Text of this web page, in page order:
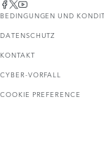
BEDINGUNGEN UND
DATENSCHUTZ
KONTAKT
CYBER-VORFALL
COOKIE PREFERENCE